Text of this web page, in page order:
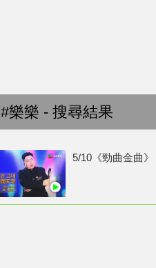
#樂樂 - 搜尋結果
5/10《勁曲金曲